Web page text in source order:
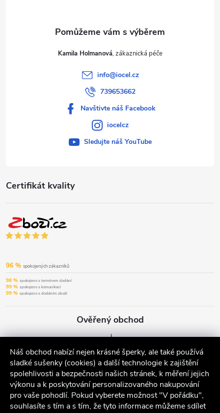
Náš obchod nabízí nejen krásné šperky, ale také používá
sladké sušenky (cookies) a další technologie k zajištění
spolehlivosti a bezpečnosti našich stránek, k měření jejich
výkonu a k poskytování personalizovaného nakupování
pro vaše pohodlí. Pokud vyberete možnost "V pořádku",
souhlasíte s tím a s tím, že tyto informace můžeme sdílet
Certifikát kvality
96 % spokojených zákazníků
98 % spokojeno s termínem dodání
99 % spokojeno s komunikací
99 % spokojeno s dodáním zboží
Ověřený obchod
Kamila Holmanová
info@iocel.cz
739653662
Navštivte náš Facebook
iocelcz
Sledujte náš YouTube